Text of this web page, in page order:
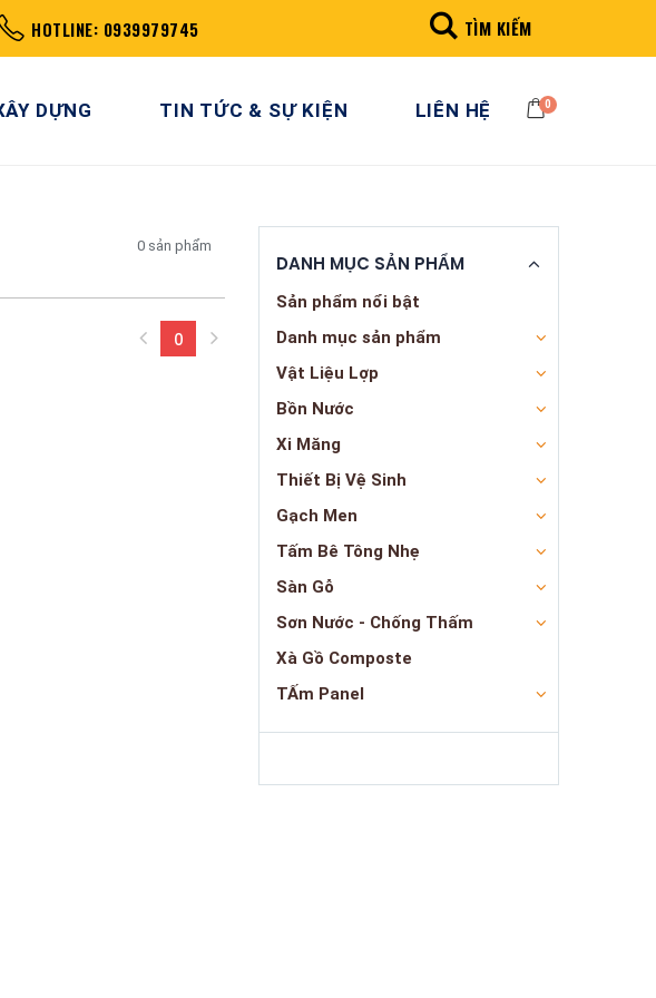
HOTLINE: 0939979745 TÌM KIẾM
DỰNG TIN TỨC & SỰ KIỆN LIÊN HỆ 0
0 sản phẩm
0(current)
DANH MỤC SẢN PHẨM
Sản phẩm nổi bật
Danh mục sản phẩm
Vật Liệu Lợp
Bồn Nước
Xi Măng
Thiết Bị Vệ Sinh
Gạch Men
Tấm Bê Tông Nhẹ
Sàn Gỗ
Sơn Nước - Chống Thấm
Xà Gồ Composte
TẤm Panel